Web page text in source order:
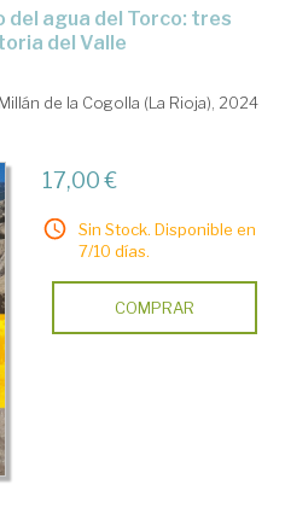
del Valle
de la Cogolla (La Rioja), 2024
17,00 €
Sin Stock. Disponible en
7/10 días.
COMPRAR